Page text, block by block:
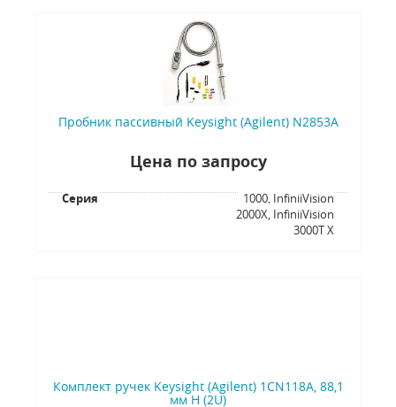
Пробник пассивный Keysight (Agilent) N2853A
Цена по запросу
Серия
1000, InfiniiVision
2000X, InfiniiVision
3000T X
Комплект ручек Keysight (Agilent) 1CN118A, 88,1
мм H (2U)